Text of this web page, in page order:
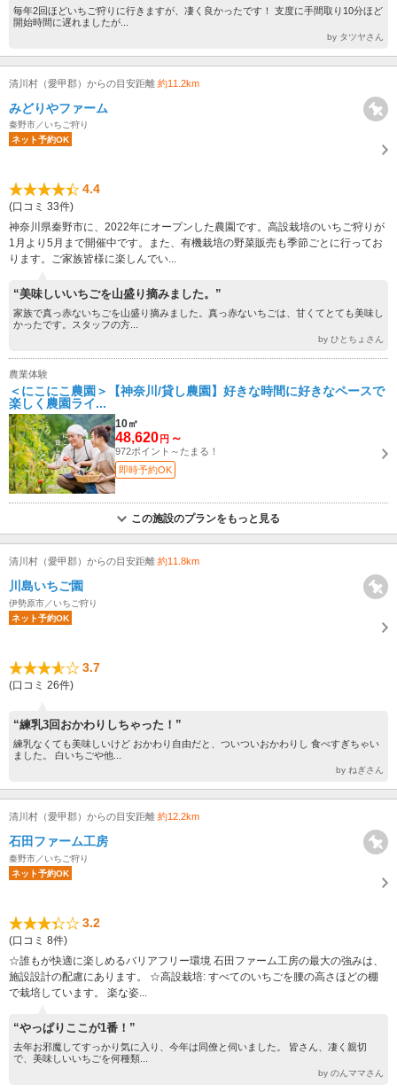
毎年2回ほどいちご狩りに行きますが、凄く良かったです！ 支度に手間取り10分ほど
開始時間に遅れましたが...
by タツヤさん
清川村（愛甲郡）からの目安距離 約11.2km
みどりやファーム
秦野市／いちご狩り
ネット予約OK
4.4
(口コミ 33件)
神奈川県秦野市に、2022年にオープンした農園です。高設栽培のいちご狩りが
1月より5月まで開催中です。また、有機栽培の野菜販売も季節ごとに行ってお
ります。ご家族皆様に楽しんでい...
“美味しいいちごを山盛り摘みました。”
家族で真っ赤ないちごを山盛り摘みました。真っ赤ないちごは、甘くてとても美味し
かったです。スタッフの方...
by ひとちょさん
農業体験
＜にこにこ農園＞【神奈川/貸し農園】好きな時間に好きなペースで
楽しく農園ライ...
10㎡
48,620 円 ～
972ポイント～たまる！
即時予約OK
この施設のプランをもっと見る
清川村（愛甲郡）からの目安距離 約11.8km
川島いちご園
伊勢原市／いちご狩り
ネット予約OK
3.7
(口コミ 26件)
“練乳3回おかわりしちゃった！”
練乳なくても美味しいけど おかわり自由だと、ついついおかわりし 食べすぎちゃい
ました。 白いちごや他...
by ねぎさん
清川村（愛甲郡）からの目安距離 約12.2km
石田ファーム工房
秦野市／いちご狩り
ネット予約OK
3.2
(口コミ 8件)
☆誰もが快適に楽しめるバリアフリー環境 石田ファーム工房の最大の強みは、
施設設計の配慮にあります。 ☆高設栽培: すべてのいちごを腰の高さほどの棚
で栽培しています。 楽な姿...
“やっぱりここが1番！”
去年お邪魔してすっかり気に入り、今年は同僚と伺いました。 皆さん、凄く親切
で、美味しいいちごを何種類...
by のんママさん